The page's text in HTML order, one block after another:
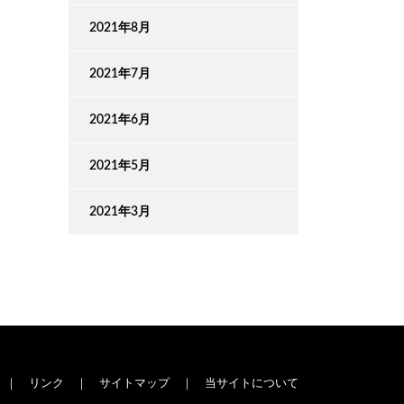
2021年8月
2021年7月
2021年6月
2021年5月
2021年3月
リンク サイトマップ 当サイトについて